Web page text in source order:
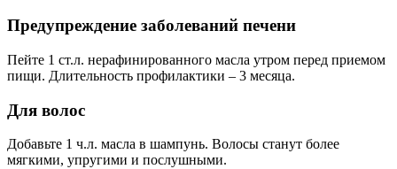
Предупреждение заболеваний печени
Пейте 1 ст.л. нерафинированного масла утром перед приемом
пищи. Длительность профилактики – 3 месяца.
Для волос
Добавьте 1 ч.л. масла в шампунь. Волосы станут более
мягкими, упругими и послушными.